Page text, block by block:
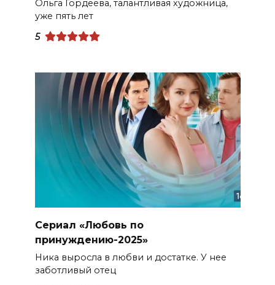
Ольга Гордеева, талантливая художница,
уже пять лет
5
Сериал «Любовь по
принуждению-2025»
Ника выросла в любви и достатке. У нее
заботливый отец